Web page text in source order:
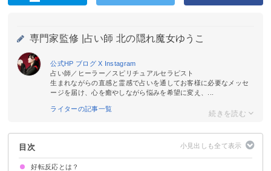
専門家監修 | 占い師 北の隠れ魔女ゆうこ
公式HP ブログX Instagram
占い師／ヒーラー／スピリチュアルセラピスト
生まれながらの直感と霊感で占いを通してお客様に必要なメッセ
ージを届け、心を癒やしながら悩みを希望に変え、...
ライターの記事一覧
目次
好転反応とは？